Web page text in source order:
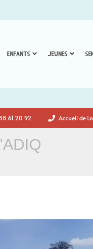
ENFANTS JEUNES
61 20 92 Accueil de